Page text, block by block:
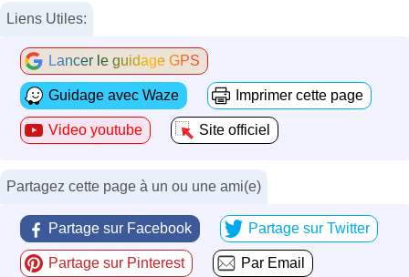
Liens Utiles:
Lancer le guidage GPS
Guidage avec Waze Imprimer cette page
Video youtube Site officiel
Partagez cette page à un ou une ami(e)
Partage sur Facebook Partage sur Twitter
Partage sur Pinterest Par Email